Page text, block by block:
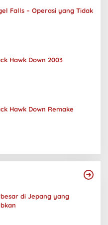
Falls – Operasi yang Tidak
Hawk Down 2003
Hawk Down Remake
di Jepang yang